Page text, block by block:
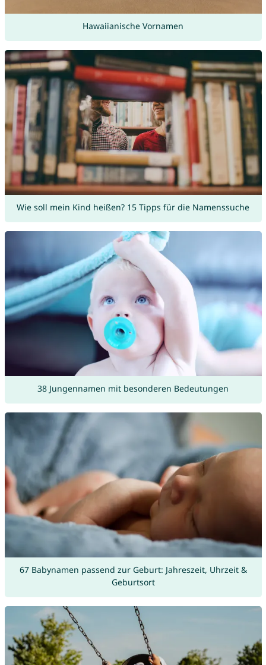
Hawaiianische Vornamen
Wie soll mein Kind heißen? 15 Tipps für die Namenssuche
38 Jungennamen mit besonderen Bedeutungen
67 Babynamen passend zur Geburt: Jahreszeit, Uhrzeit &
Geburtsort